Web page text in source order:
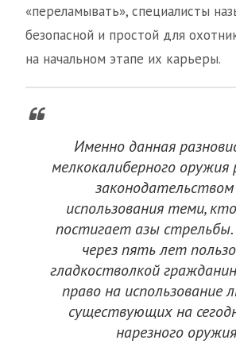
«переламывать», специалисты
безопасной и простой для
на начальном этапе их карьеры.
Именно данная
мелкокалиберного оружия
использования теми,
постигает азы
через пять лет
гладкостволкой
право на использование
существующих на
нарезного